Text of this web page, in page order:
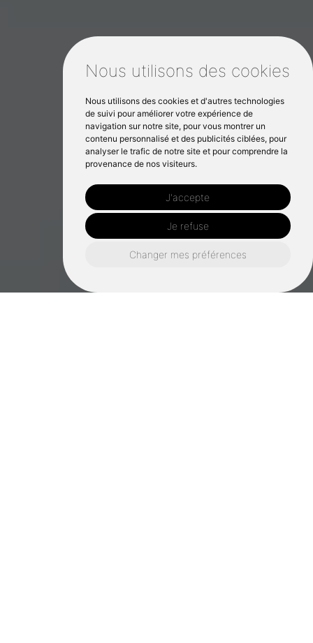
Nous utilisons des cookies
Nous utilisons des cookies et d'autres technologies
de suivi pour améliorer votre expérience de
navigation sur notre site, pour vous montrer un
contenu personnalisé et des publicités ciblées, pour
analyser le trafic de notre site et pour comprendre la
provenance de nos visiteurs.
J'accepte
Je refuse
Changer mes préférences